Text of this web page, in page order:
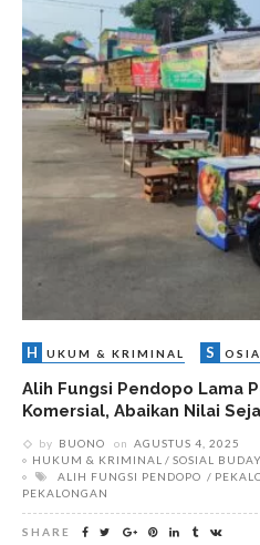
H UKUM & KRIMINAL S
Alih Fungsi Pendopo Lama
Komersial, Abaikan Nilai
by BUONO on AGUSTUS 4, 2025
HUKUM & KRIMINAL
SOSIAL
ALIH FUNGSI PENDOPO
PEKALONGAN
SHARE